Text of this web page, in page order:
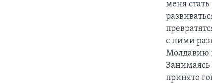
меня стать
с ними
Молдавию
Занимаясь
принято